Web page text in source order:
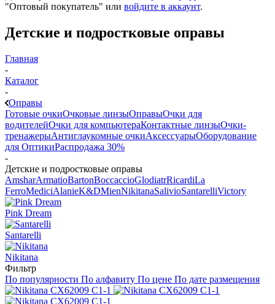
"Оптовый покупатель" или войдите в аккаунт.
Детские и подростковые оправы
Главная
-
Каталог
-
Оправы
Готовые очкиОчковые линзыОправыОчки для
водителейОчки для компьютераКонтактные линзыОчки-
тренажерыАнтиглаукомные очкиАксессуарыОборудование
для ОптикиРаспродажа 30%
-
Детские и подростковые оправы
AmsharArmatioBartonBoccaccioGlodiatrRicardiLa
FerroMediciAlanieK&DMienNikitanaSalivioSantarelliVictory
Pink Dream
Santarelli
Nikitana
Фильтр
По популярности По алфавиту По цене По дате размещения